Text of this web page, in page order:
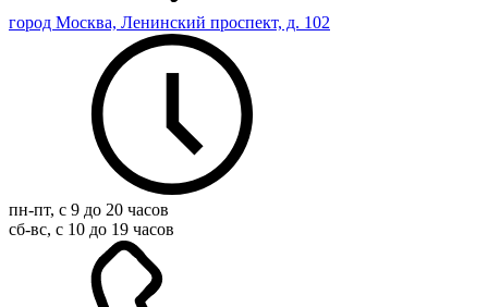
город Москва, Ленинский проспект, д. 102
пн-пт, с 9 до 20 часов
сб-вс, с 10 до 19 часов